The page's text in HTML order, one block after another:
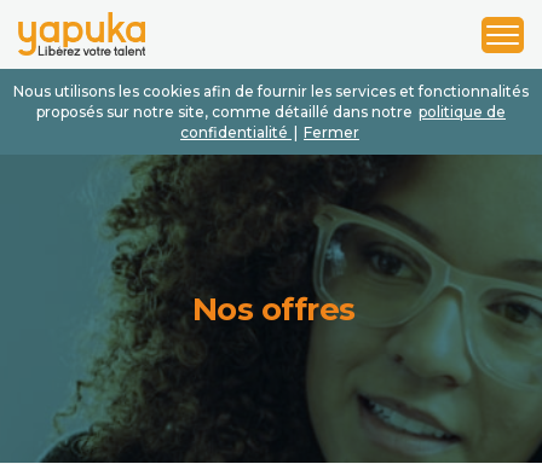
Nous utilisons les cookies afin de fournir les services et fonctionnalités
proposés sur notre site, comme détaillé dans notre politique de
confidentialité
Fermer
1
2
3
Nos offres